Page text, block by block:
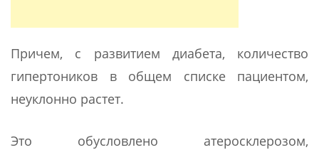
Причем, с развитием диабета, количество
гипертоников в общем списке пациентом,
неуклонно растет.
Это обусловлено атеросклерозом,